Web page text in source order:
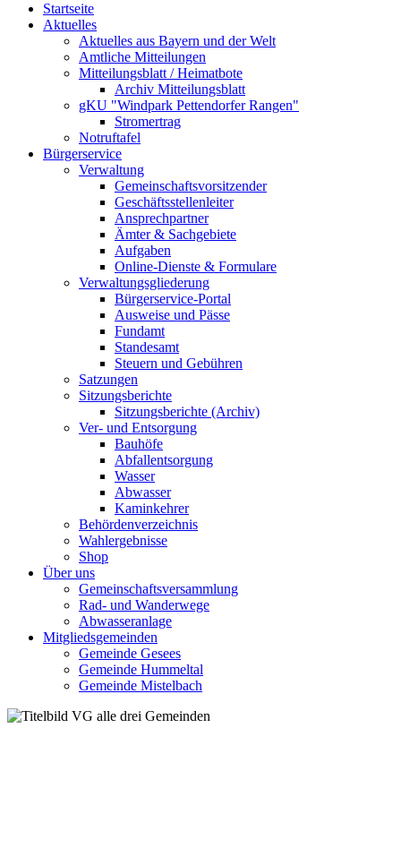
Startseite
Aktuelles
Aktuelles aus Bayern und der Welt
Amtliche Mitteilungen
Mitteilungsblatt / Heimatbote
Archiv Mitteilungsblatt
gKU "Windpark Pettendorfer Rangen"
Stromertrag
Notruftafel
Bürgerservice
Verwaltung
Gemeinschaftsvorsitzender
Geschäftsstellenleiter
Ansprechpartner
Ämter & Sachgebiete
Aufgaben
Online-Dienste & Formulare
Verwaltungsgliederung
Bürgerservice-Portal
Ausweise und Pässe
Fundamt
Standesamt
Steuern und Gebühren
Satzungen
Sitzungsberichte
Sitzungsberichte (Archiv)
Ver- und Entsorgung
Bauhöfe
Abfallentsorgung
Wasser
Abwasser
Kaminkehrer
Behördenverzeichnis
Wahlergebnisse
Shop
Über uns
Gemeinschaftsversammlung
Rad- und Wanderwege
Abwasseranlage
Mitgliedsgemeinden
Gemeinde Gesees
Gemeinde Hummeltal
Gemeinde Mistelbach